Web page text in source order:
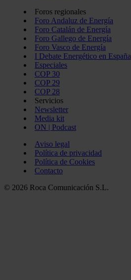
Foros regionales
Foro Andaluz de Energía
Foro Catalán de Energía
Foro Gallego de Energía
Foro Vasco de Energía
I Debate Energético en España
Especiales
COP 30
COP 29
COP 28
Servicios
Newsletter
Media kit
ON | Podcast
Aviso legal
Política de privacidad
Política de Cookies
Contacto
© 2026 Roca Comunicación S.L.